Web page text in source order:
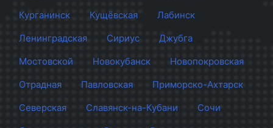
Курганинск
Кущёвская
Лабинск
Ленинградская
Сириус
Джубга
Мостовской
Новокубанск
Новопокровская
Отрадная
Павловская
Приморско-Ахтарск
Северская
Славянск-на-Кубани
Сочи